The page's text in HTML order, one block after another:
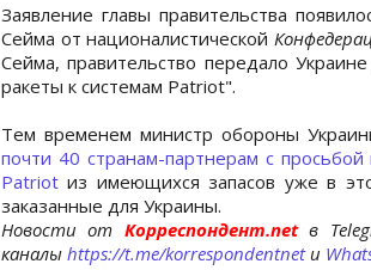
Заявление главы правительства
Сейма от националистической
Сейма, правительство передало
ракеты к системам Patriot".
Тем временем министр обороны
почти 40 странам-партнерам с
Patriot из имеющихся запасов уже в
заказанные для Украины.
Новости от Корреспондент.netв
каналы https://t.me/korrespondentnetи